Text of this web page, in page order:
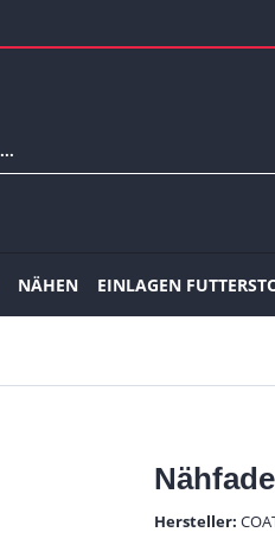
NÄHEN EINLAGEN
Hersteller: